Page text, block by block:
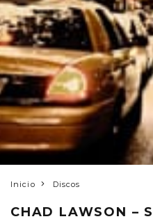
Inicio Discos
CHAD LAWSON –